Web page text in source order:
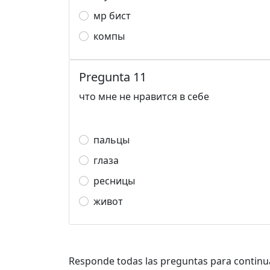
мр бист
компы
Pregunta 11
что мне не нравится в себе
пальцы
глаза
ресницы
живот
Responde todas las preguntas para